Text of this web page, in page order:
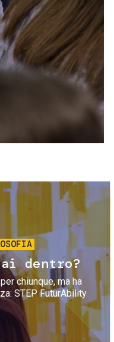
dentro?
chiunque, ma ha
STEP FuturAbility